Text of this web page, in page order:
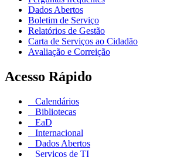
Dados Abertos
Boletim de Serviço
Relatórios de Gestão
Carta de Serviços ao Cidadão
Avaliação e Correição
Acesso Rápido
Calendários
Bibliotecas
EaD
Internacional
Dados Abertos
Serviços de TI